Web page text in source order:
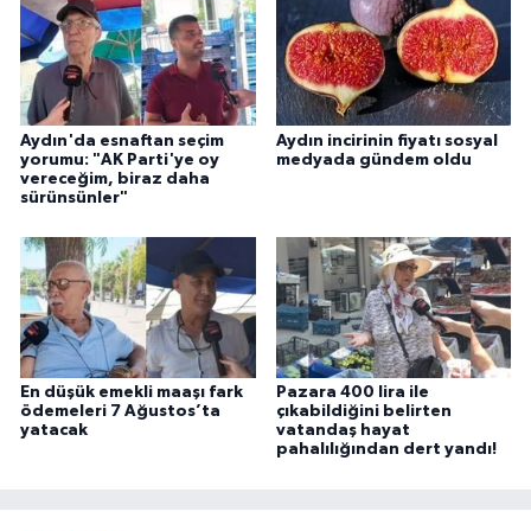
Aydın'da esnaftan seçim
yorumu: "AK Parti'ye oy
vereceğim, biraz daha
sürünsünler"
Aydın incirinin fiyatı sosyal
medyada gündem oldu
En düşük emekli maaşı fark
ödemeleri 7 Ağustos’ta
yatacak
Pazara 400 lira ile
çıkabildiğini belirten
vatandaş hayat
pahalılığından dert yandı!
YEREL
AFYON
AFYONKARAHİSAR
AYDIN
DENİZLİ
İZMİR
KÜTAHYA
MANİSA